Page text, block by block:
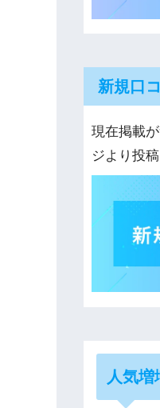
新規口
現在掲載
ジより投
人気増